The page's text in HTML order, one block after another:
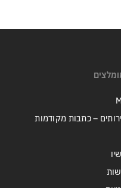
– כתבות מקודמות